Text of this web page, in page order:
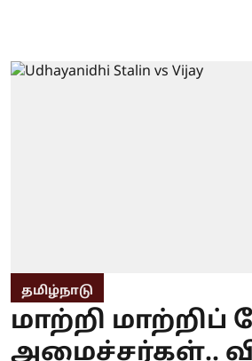
தமிழ்நாடு
மாற்றி மாற்றிப்
அமைச்சர்கள்..